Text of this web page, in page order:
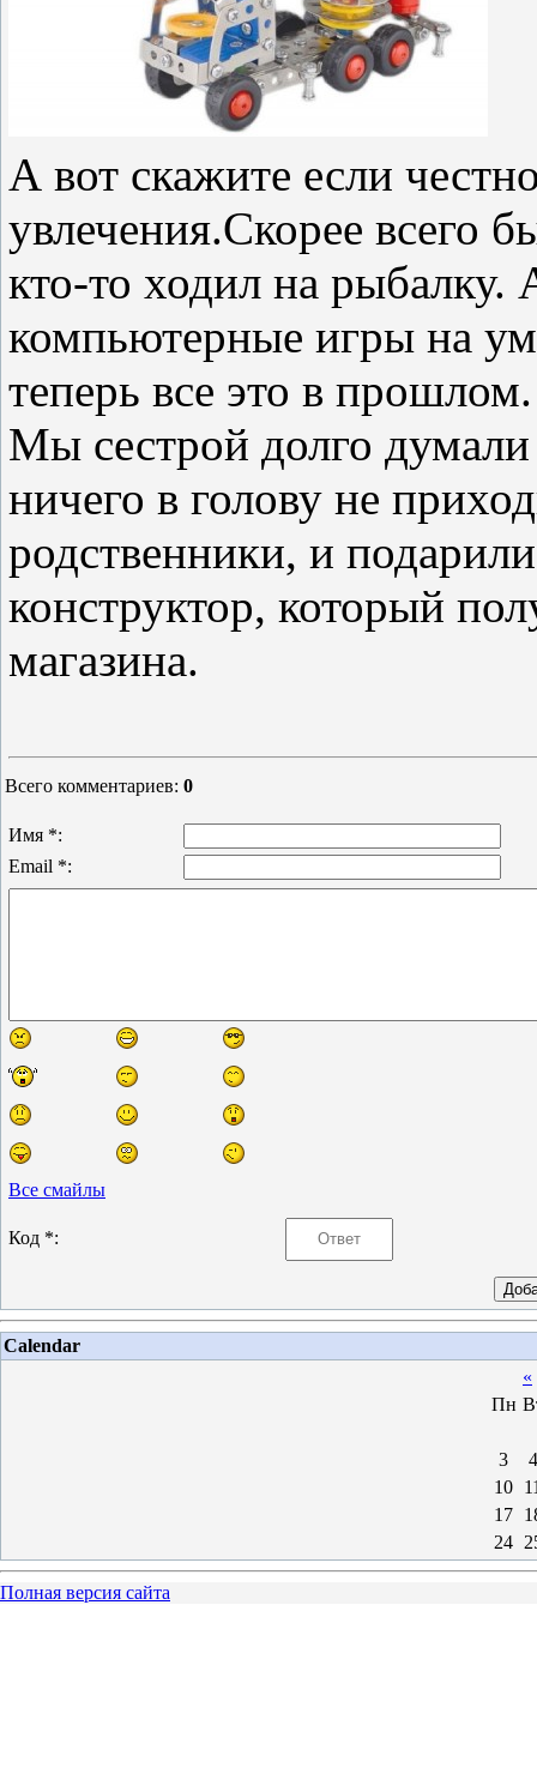
А вот скажите если
увлечения.Скорее всего
кто-то ходил на
компьютерные игры на
теперь все это в прошлом.
Мы сестрой долго думали
ничего в голову не
родственники, и
конструктор, который
магазина.
Всего комментариев: 0
Имя *:
Email *:
Все смайлы
Код *:
Calendar
«
Пн
3
4
10
17
24
Полная версия сайта